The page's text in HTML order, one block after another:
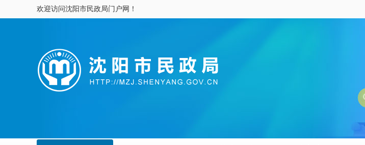
欢迎访问沈阳市民政局门户网！